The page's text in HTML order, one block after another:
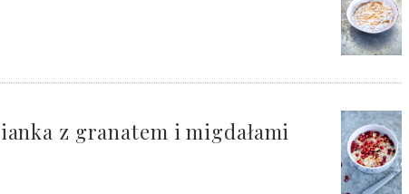
z granatem i migdałami